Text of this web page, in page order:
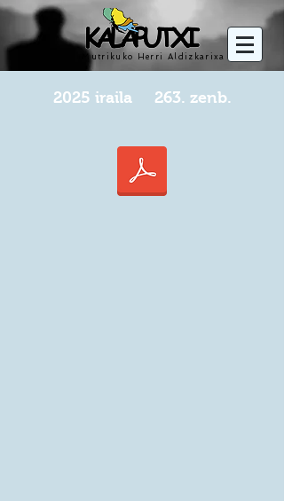
Mutrikuko Herri Aldizkarixa
2025 iraila 263. zenb.